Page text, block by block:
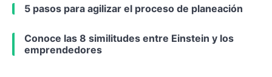
5 pasos para agilizar el proceso de planeación
Conoce las 8 similitudes entre Einstein y los
emprendedores